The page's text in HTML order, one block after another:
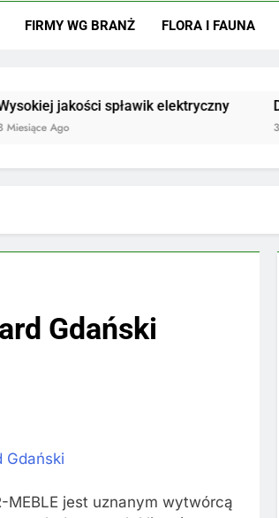
FIRMY WG BRANŻ FLORA I FAUNA
spławik elektryczny
3 Miesiące Ago
Gdański
Gdański
MEBLE jest uznanym wytwórcą